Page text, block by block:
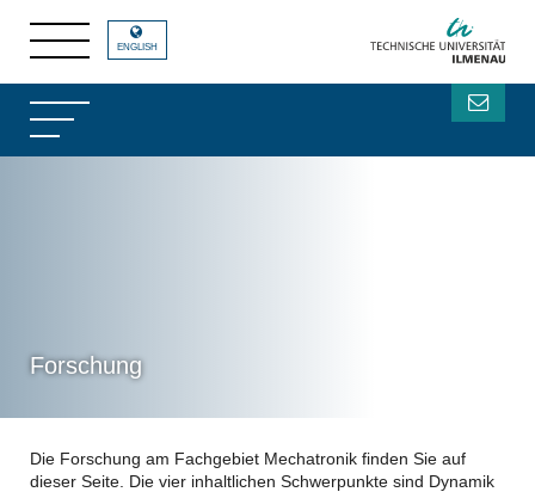
Forschung
ENGLISH
Die Forschung am Fachgebiet Mechatronik finden Sie auf
dieser Seite. Die vier inhaltlichen Schwerpunkte sind Dynamik